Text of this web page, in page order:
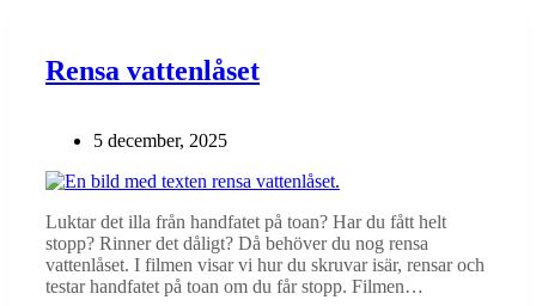
Rensa vattenlåset
5 december, 2025
Luktar det illa från handfatet på toan? Har du fått helt
stopp? Rinner det dåligt? Då behöver du nog rensa
vattenlåset. I filmen visar vi hur du skruvar isär, rensar och
testar handfatet på toan om du får stopp. Filmen…